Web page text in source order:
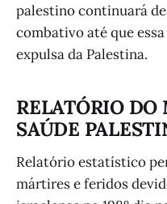
palestino continuará
combativo até que
expulsa da Palestina.
RELATÓRIO
SAÚDE
Relatório estatístico
mártires e feridos